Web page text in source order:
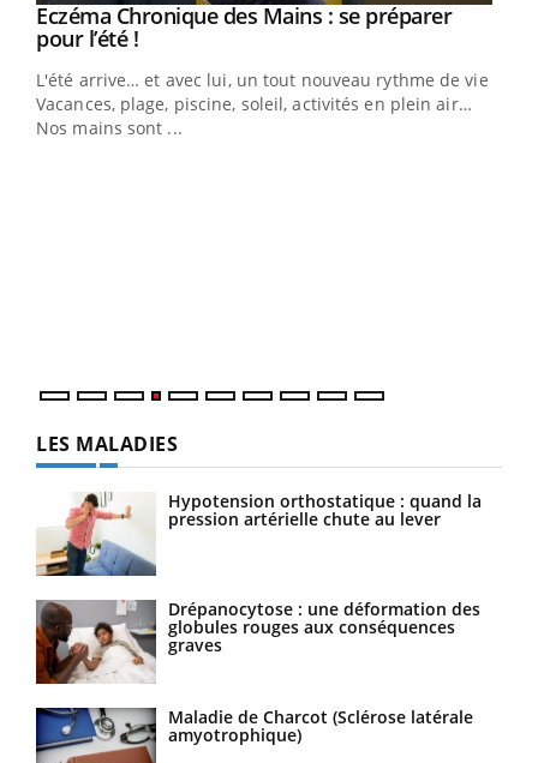
Youtube
Eczéma Chronique des Mains : se préparer
pour l’été !Youtube
L'été arrive… et avec lui, un tout nouveau rythme de vie !
Vacances, plage, piscine, soleil, activités en plein air…
Nos mains sont ...
LES MALADIES
Hypotension orthostatique : quand la
pression artérielle chute au lever
Drépanocytose : une déformation des
globules rouges aux conséquences
graves
Maladie de Charcot (Sclérose latérale
amyotrophique)